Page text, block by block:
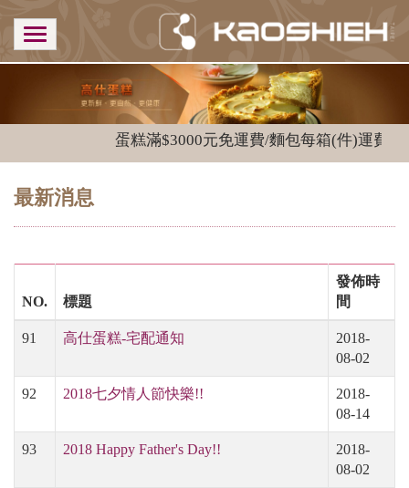
蛋糕滿$3000元免運費/麵包每箱(件)運費
最新消息
NO. 標題
發佈時
間
91 高仕蛋糕-宅配通知
2018-
08-02
92 2018七夕情人節快樂!!
2018-
08-14
93 2018 Happy Father's Day!!
2018-
08-02